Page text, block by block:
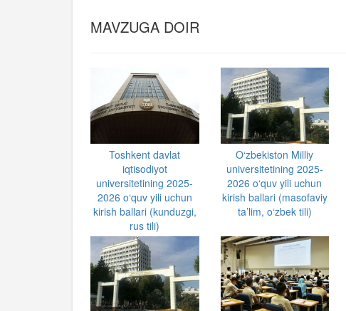
MAVZUGA DOIR
Toshkent davlat
iqtisodiyot
universitetining 2025-
2026 o‘quv yili uchun
kirish ballari (kunduzgi,
rus tili)
O‘zbekiston Milliy
universitetining 2025-
2026 o‘quv yili uchun
kirish ballari (masofaviy
ta’lim, o‘zbek tili)